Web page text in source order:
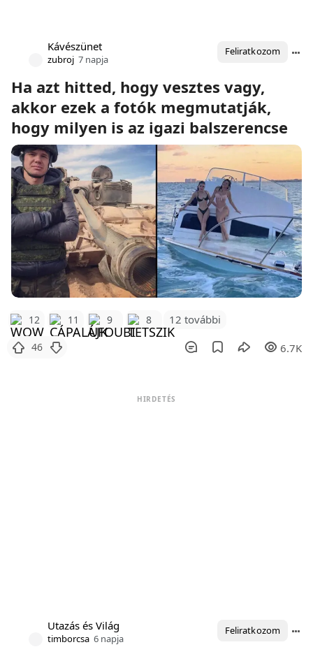
Kávészünet
zubroj 7 napja
Feliratkozom
Ha azt hitted, hogy vesztes vagy,
akkor ezek a fotók megmutatják,
hogy milyen is az igazi balszerencse
12 11 9 8 12 további
46 6.7K
HIRDETÉS
Utazás és Világ
timborcsa 6 napja
Feliratkozom